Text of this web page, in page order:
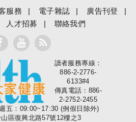
服務 電子雜誌
廣告刊登
人才招募 聯絡我們
大家健康
讀者服務專線：
886-2-2776-
6133#4
傳真電話：886-
2-2752-2455
五：09:00~17:30 (例假日除外)
區復興北路57號12樓之3